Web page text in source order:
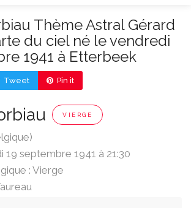
Thème Astral Gérard
du ciel né le vendredi
1941 à Etterbeek
Tweet Pin it
VIERGE
19 septembre 1941 à 21:30
: Vierge